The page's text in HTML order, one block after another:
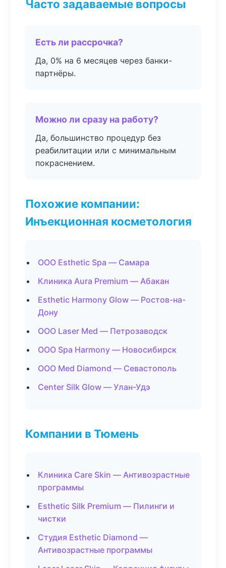
Часто задаваемые вопросы
Есть ли рассрочка?
Да, 0% на 6 месяцев через банки-
партнёры.
Можно ли сразу на работу?
Да, большинство процедур без
реабилитации или с минимальным
покраснением.
Похожие компании:
Инъекционная косметология
ООО Esthetic Spa — Самара
Клиника Aura Premium — Абакан
Esthetic Harmony Glow — Ростов-на-
Дону
ООО Laser Med — Петрозаводск
ООО Spa Harmony — Новосибирск
ООО Med Diamond — Севастополь
Center Silk Glow — Улан-Удэ
Компании в Тюмень
Клиника Care Skin — Антивозрастные
программы
Esthetic Silk Premium — Пилинги и
чистки
Студия Esthetic Diamond —
Антивозрастные программы